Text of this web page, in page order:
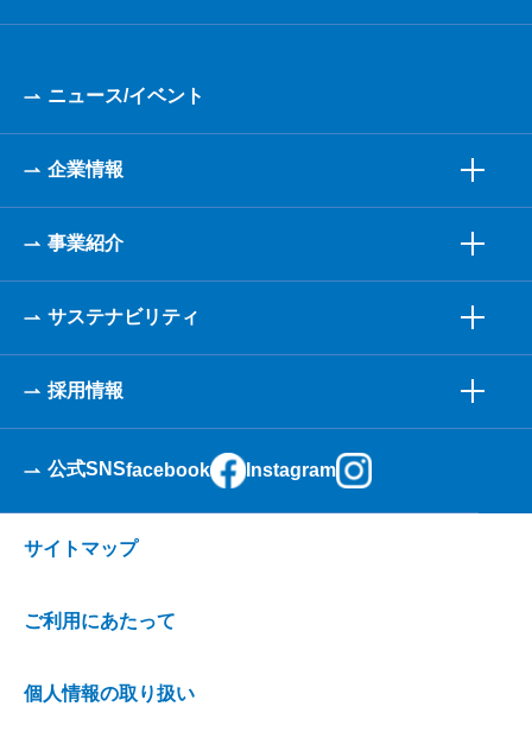
ニュース/イベント
企業情報
事業紹介
サステナビリティ
採用情報
公式SNSfacebook Instagram
サイトマップ
ご利用にあたって
個人情報の取り扱い